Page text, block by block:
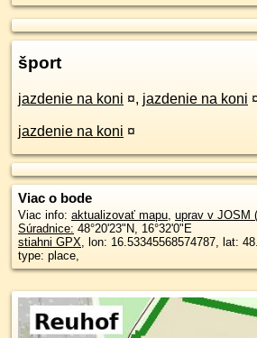
šport
jazdenie na koni ¤, jazdenie na koni
jazdenie na koni ¤
Viac o bode
Viac info: aktualizovať mapu, uprav v JOSM
Súradnice: 48°20'23"N, 16°32'0"E
stiahni GPX, lon: 16.53345568574787, lat:
type: place,